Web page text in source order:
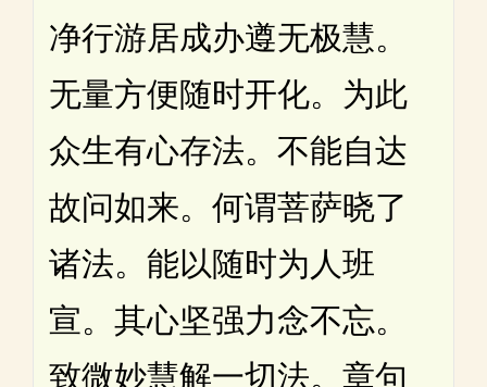
净行游居成办遵无极慧。
无量方便随时开化。为此
众生有心存法。不能自达
故问如来。何谓菩萨晓了
诸法。能以随时为人班
宣。其心坚强力念不忘。
致微妙慧解一切法。章句